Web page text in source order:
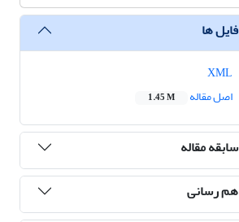
فایل ها
اصل مقاله
1.45 M
سابقه مقاله
هم رسانی